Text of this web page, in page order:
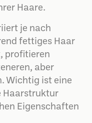
Haare.
je nach
fettiges Haar
profitieren
aber
Wichtig ist eine
Haarstruktur
Eigenschaften